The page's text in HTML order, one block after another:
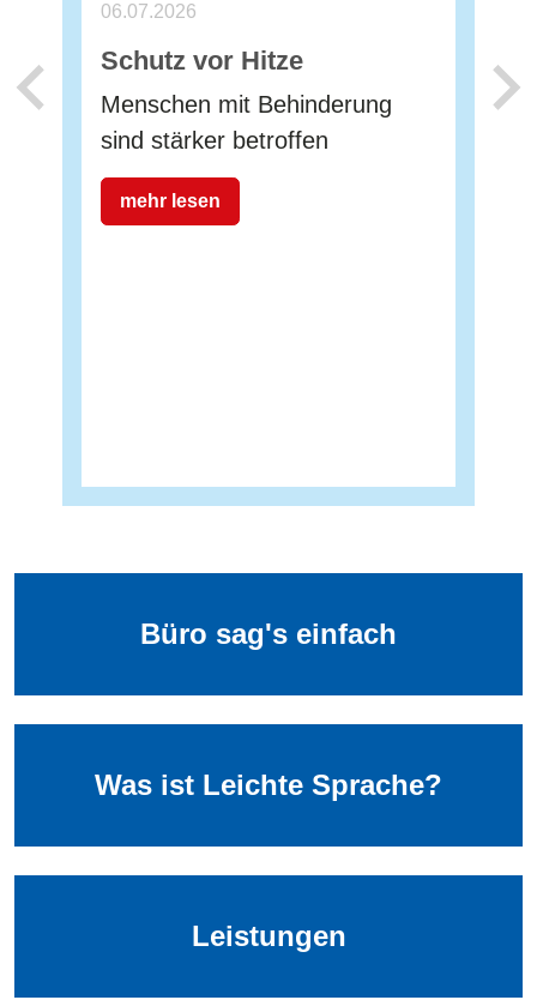
06.07.2026
Schutz vor Hitze
Menschen mit Behinderung
sind stärker betroffen
mehr lesen
Büro sag's einfach
Was ist Leichte Sprache?
Leistungen